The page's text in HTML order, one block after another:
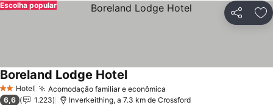
Partilhar
Escolha popular
2 Estrelas
Hotel Acomodação familiar e econômica
Boreland Lodge HotelVer preços
6,6 1.223 Inverkeithing, a 7.3 km de Crossford